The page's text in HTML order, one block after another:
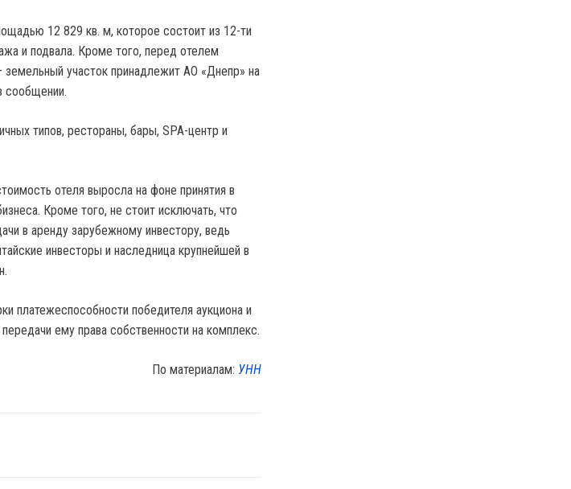
12 829 кв. м, которое состоит из 12-ти
и подвала. Кроме того, перед отелем
участок принадлежит АО «Днепр» на
сообщении.
типов, рестораны, бары, SPA-центр и
отеля выросла на фоне принятия в
Кроме того, не стоит исключать, что
в аренду зарубежному инвестору, ведь
инвесторы и наследница крупнейшей в
платежеспособности победителя аукциона и
ему права собственности на комплекс.
По материалам: УНН